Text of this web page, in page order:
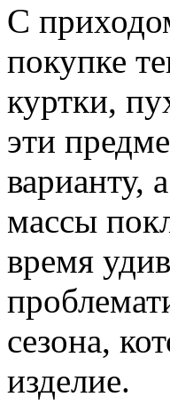
С
покупке
куртки,
эти
варианту,
массы
время
сезона,
изделие.